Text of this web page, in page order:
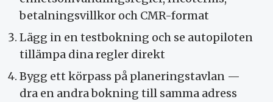
betalnings­villkor och CMR-format
Lägg in en testbokning och se autopiloten
tillämpa dina regler direkt
Bygg ett körpass på planerings­tavlan —
dra en andra bokning till samma adress